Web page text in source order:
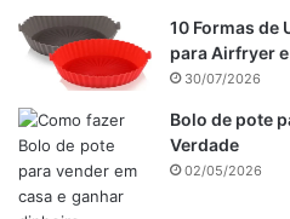
10 Formas de
para Airfryer
30/07/2026
Bolo de pote
Verdade
02/05/2026